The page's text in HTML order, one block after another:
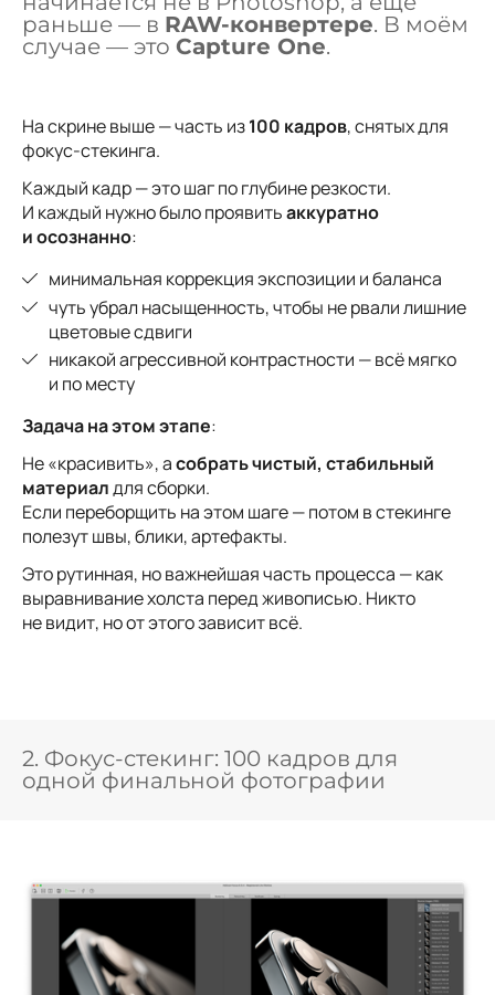
раньше — в RAW-конвертере. В моём
случае — это Capture One.
На скрине выше — часть из100 кадров, снятых для
фокус-стекинга.
Каждый кадр — это шаг по глубине резкости.
И каждый нужно было проявитьаккуратно
и осознанно:
минимальная коррекция экспозиции и баланса
чуть убрал насыщенность, чтобы не рвали лишние
цветовые сдвиги
никакой агрессивной контрастности — всё мягко
и по месту
Задача на этом этапе:
Не «красивить», асобрать чистый, стабильный
материалдля сборки.
Если переборщить на этом шаге — потом в стекинге
полезут швы, блики, артефакты.
Это рутинная, но важнейшая часть процесса — как
выравнивание холста перед живописью. Никто
не видит, но от этого зависит всё.
2. Фокус-стекинг: 100 кадров для
одной финальной фотографии